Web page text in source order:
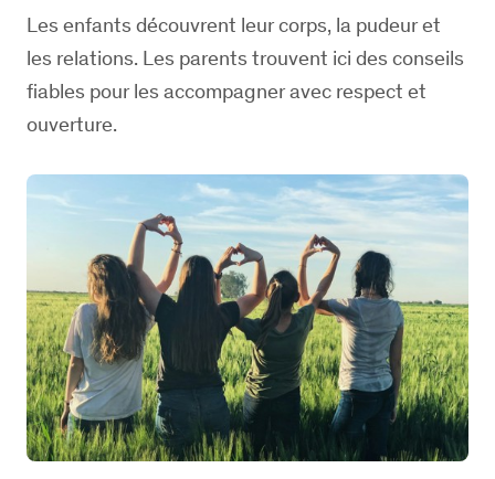
Les enfants découvrent leur corps, la pudeur et
les relations. Les parents trouvent ici des conseils
fiables pour les accompagner avec respect et
ouverture.